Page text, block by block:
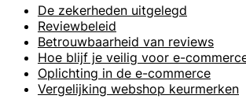
De zekerheden uitgelegd
Reviewbeleid
Betrouwbaarheid van reviews
Hoe blijf je veilig voor e-
Oplichting in de e-commerce
Vergelijking webshop keurmerken